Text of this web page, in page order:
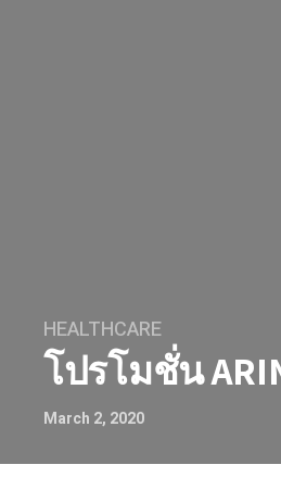
HEALTHCARE
โปรโมชั่น
March 2, 2020